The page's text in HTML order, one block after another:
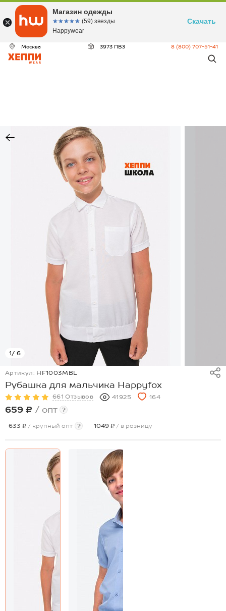
Москва 3973 ПВЗ 8 (800) 707-51-41
1/ 6
Артикул: HF1003MBL
Рубашка для мальчика Happyfox
661 Отзывов 41925 164
659 ₽ / опт ?
633 ₽ / крупный опт ? 1049 ₽ / в розницу
Магазин одежды
☆☆☆☆☆
★★★★★ (59) звезды
Happywear
Скачать